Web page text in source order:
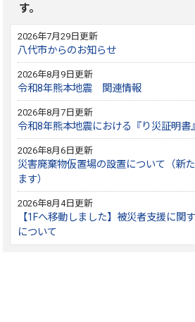
す。
2026年7月29日更新
八代市からのお知らせ
2026年8月9日更新
令和8年熊本地震 関連情報
2026年8月7日更新
令和8年熊本地震における『り災証明書
2026年8月6日更新
災害廃棄物仮置場の設置について（新
ます）
2026年8月4日更新
【1Fへ移動しました】被災者支援に関
について